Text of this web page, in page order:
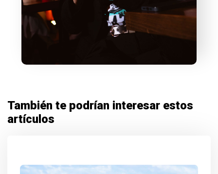
También te podrían interesar estos
artículos